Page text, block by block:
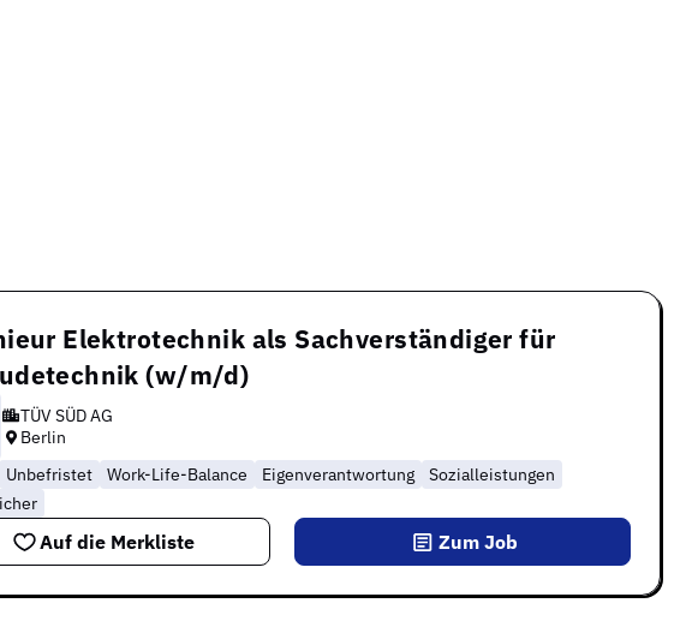
Elektrotechnik als Sachverständiger für
(w/m/d)
TÜV SÜD AG
Berlin
Unbefristet Work-Life-Balance Eigenverantwortung
Sozialleistungen
Auf die Merkliste Zum Job